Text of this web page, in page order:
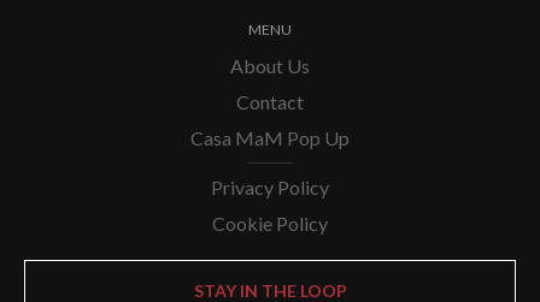
MENU
About Us
Contact
Casa MaM Pop Up
Privacy Policy
Cookie Policy
STAY IN THE LOOP